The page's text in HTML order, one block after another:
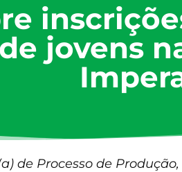
jovens
de Processo de